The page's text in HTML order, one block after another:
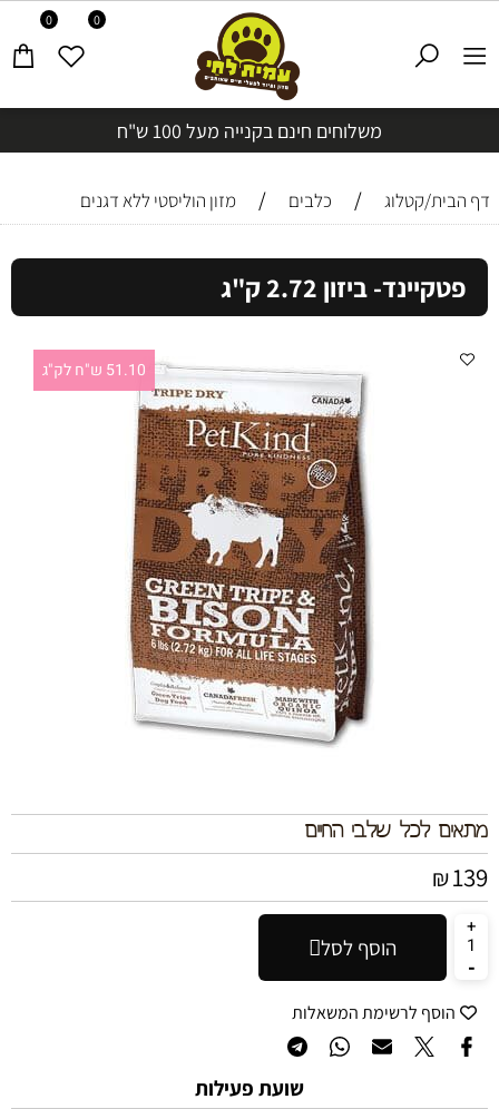
משלוחים חינם בקנייה מעל 100 ש"ח
0 0
דף הבית/קטלוג / כלבים / מזון הוליסטי ללא דגנים
פטקיינד- ביזון 2.72 ק"ג
51.10 ש"ח לק"ג
מתאים לכל שלבי החיים
₪139
הוסף לסל
הוסף לרשימת המשאלות
שועת פעילות